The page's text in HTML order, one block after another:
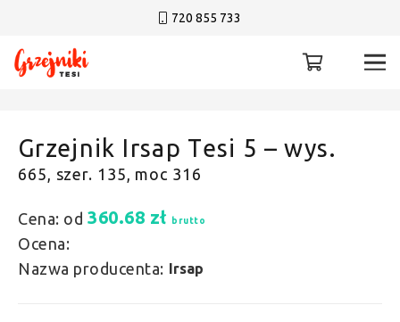
720 855 733
Grzejnik Irsap Tesi 5 – wys.
665, szer. 135, moc 316
Cena: od 360.68 zł brutto
Ocena:
Nazwa producenta: Irsap